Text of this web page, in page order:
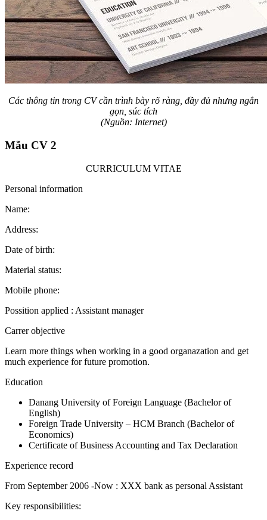
Các thông tin trong CV cần trình bày rõ ràng, đầy đủ nhưng ngắn
gọn, súc tích
(Nguồn: Internet)
Mẫu CV 2
CURRICULUM VITAE
Personal information
Name:
Address:
Date of birth:
Material status:
Mobile phone:
Possition applied : Assistant manager
Carrer objective
Learn more things when working in a good organazation and get
much experience for future promotion.
Education
Danang University of Foreign Language (Bachelor of
English)
Foreign Trade University – HCM Branch (Bachelor of
Economics)
Certificate of Business Accounting and Tax Declaration
Experience record
From September 2006 -Now : XXX bank as personal Assistant
Key responsibilities: